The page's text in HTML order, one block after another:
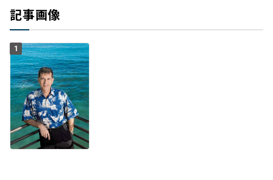
記事画像
1